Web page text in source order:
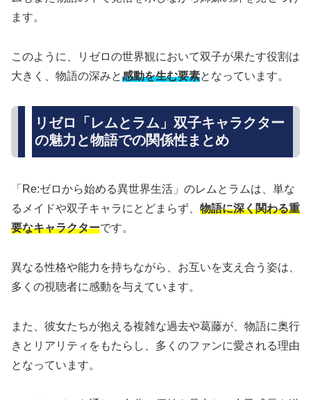
ます。
このように、リゼロの世界観において双子が果たす役割は
大きく、物語の深みと感動を生む要素となっています。
リゼロ「レムとラム」双子キャラクター
の魅力と物語での関係性まとめ
「Re:ゼロから始める異世界生活」のレムとラムは、単な
るメイドや双子キャラにとどまらず、 物語に深く関わる重
要なキャラクターです。
異なる性格や能力を持ちながら、お互いを支え合う姿は、
多くの視聴者に感動を与えています。
また、彼女たちが抱える複雑な過去や葛藤が、物語に奥行
きとリアリティをもたらし、多くのファンに愛される理由
となっています。